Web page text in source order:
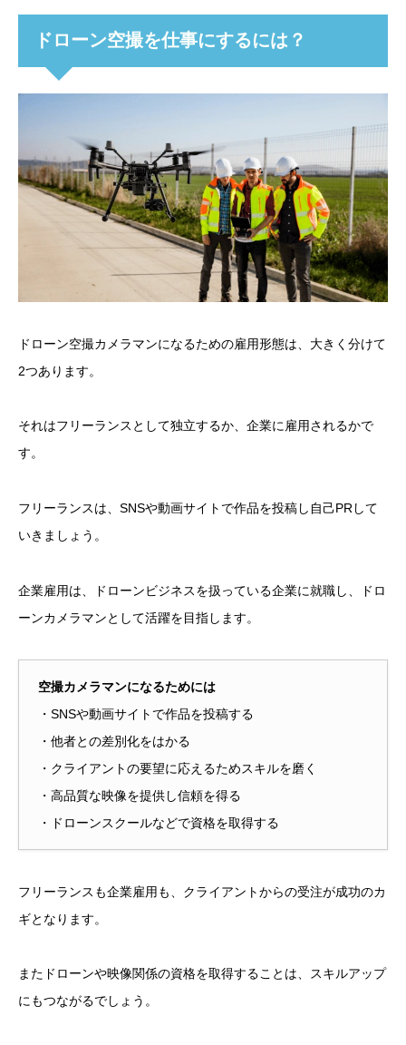
ドローン空撮を仕事にするには？
ドローン空撮カメラマンになるための雇用形態は、大きく分けて
2つあります。
それはフリーランスとして独立するか、企業に雇用されるかで
す。
フリーランスは、SNSや動画サイトで作品を投稿し自己PRして
いきましょう。
企業雇用は、ドローンビジネスを扱っている企業に就職し、ドロ
ーンカメラマンとして活躍を目指します。
空撮カメラマンになるためには
・SNSや動画サイトで作品を投稿する
・他者との差別化をはかる
・クライアントの要望に応えるためスキルを磨く
・高品質な映像を提供し信頼を得る
・ドローンスクールなどで資格を取得する
フリーランスも企業雇用も、クライアントからの受注が成功のカ
ギとなります。
またドローンや映像関係の資格を取得することは、スキルアップ
にもつながるでしょう。